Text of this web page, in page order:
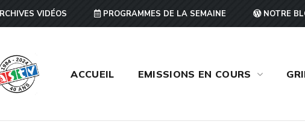
VIDÉOS PROGRAMMES DE LA SEMAINE NOTRE
ACCUEIL EMISSIONS EN COURS